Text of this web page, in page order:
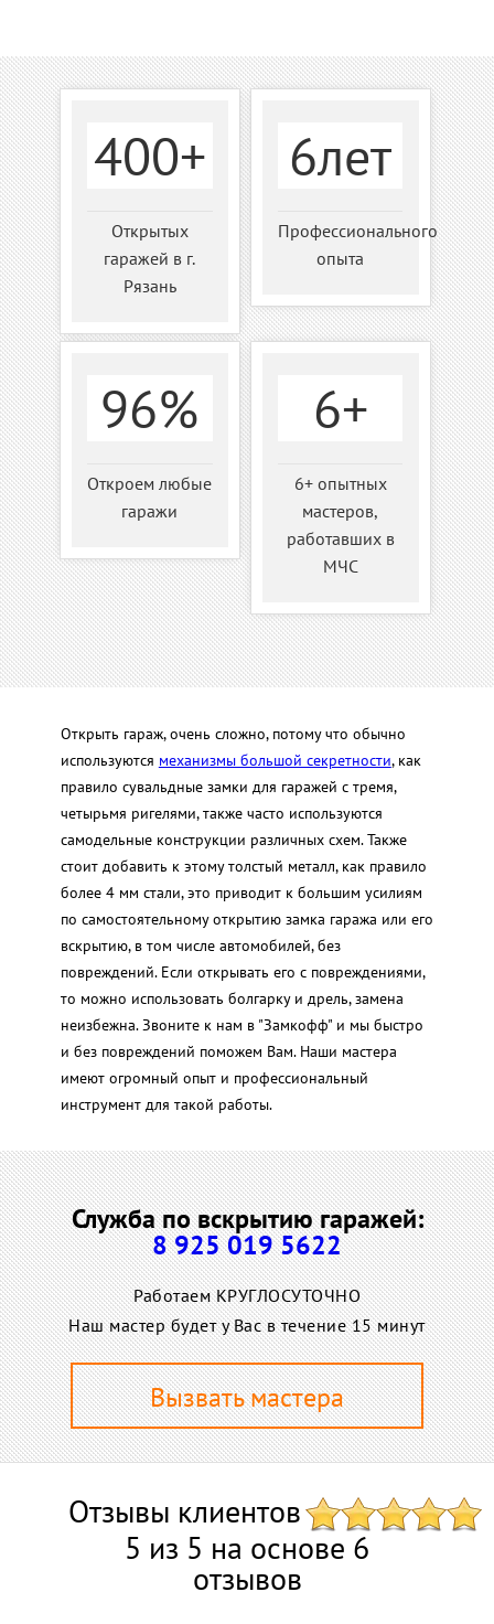
400+
Открытых
гаражей в г.
Рязань
6лет
Профессионального
опыта
96%
Откроем любые
гаражи
6+
6+ опытных
мастеров,
работавших в
МЧС
Открыть гараж, очень сложно, потому что обычно
используются механизмы большой секретности, как
правило сувальдные замки для гаражей с тремя,
четырьмя ригелями, также часто используются
самодельные конструкции различных схем. Также
стоит добавить к этому толстый металл, как правило
более 4 мм стали, это приводит к большим усилиям
по самостоятельному открытию замка гаража или его
вскрытию, в том числе автомобилей, без
повреждений. Если открывать его с повреждениями,
то можно использовать болгарку и дрель, замена
неизбежна. Звоните к нам в "Замкофф" и мы быстро
и без повреждений поможем Вам. Наши мастера
имеют огромный опыт и профессиональный
инструмент для такой работы.
Служба по вскрытию гаражей:
8 925 019 5622
Работаем КРУГЛОСУТОЧНО
Наш мастер будет у Вас в течение 15 минут
Вызвать мастера
Отзывы клиентов
5 из 5 на основе 6
отзывов